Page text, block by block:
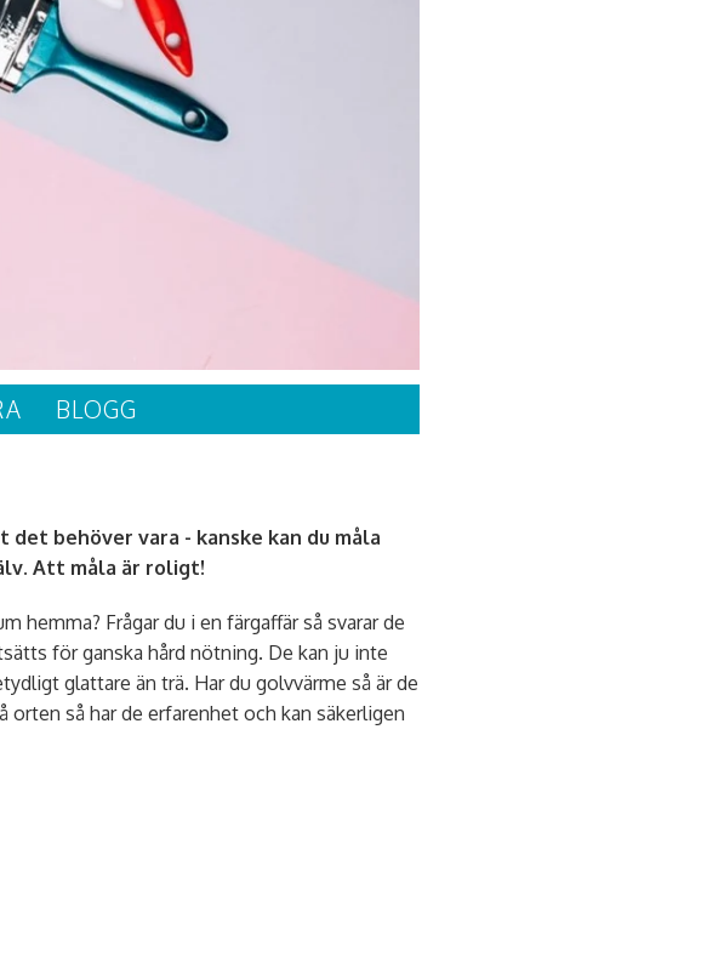
BLOGG
det behöver vara - kanske kan du måla
Att måla är roligt!
hemma? Frågar du i en färgaffär så svarar de
för ganska hård nötning. De kan ju inte
glattare än trä. Har du golvvärme så är de
orten så har de erfarenhet och kan säkerligen